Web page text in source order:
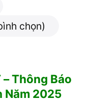
chọn)
Thông Báo
Năm 2025